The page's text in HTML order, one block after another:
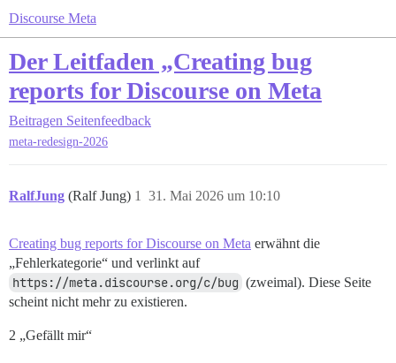
Discourse Meta
Der Leitfaden „Creating bug
reports for Discourse on Meta
Beitragen Seitenfeedback
meta-redesign-2026
RalfJung (Ralf Jung) 31. Mai 2026 um 10:10
1
Creating bug reports for Discourse on Meta erwähnt die
„Fehlerkategorie“ und verlinkt auf
https://meta.discourse.org/c/bug (zweimal). Diese Seite
scheint nicht mehr zu existieren.
2 „Gefällt mir“